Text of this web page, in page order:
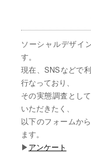
ソーシャルデザイ
す。
現在、SNSなどで
行なっており、
その実態調査とし
いただきたく、
以下のフォームか
ます。
▶︎アンケート